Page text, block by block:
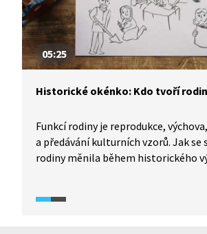
05:25
Historické okénko: Kdo tvoří
Funkcí rodiny je reprodukce,
a předávání kulturních vzorů. Jak se
rodiny měnila během historického
od antiky až po čas novověku, kdy se